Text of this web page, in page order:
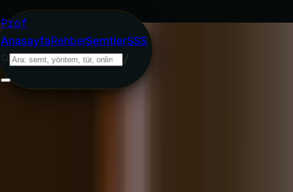
Prof
AnasayfaRehberSemtlerSSS
/